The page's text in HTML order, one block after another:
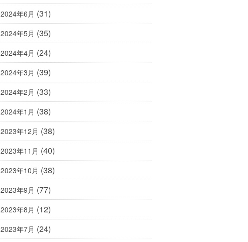
2024年6月 (31)
2024年5月 (35)
2024年4月 (24)
2024年3月 (39)
2024年2月 (33)
2024年1月 (38)
2023年12月 (38)
2023年11月 (40)
2023年10月 (38)
2023年9月 (77)
2023年8月 (12)
2023年7月 (24)